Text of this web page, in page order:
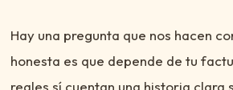
Hay una pregunta que nos hacen
honesta es que depende de tu
reales sí cuentan una historia clara